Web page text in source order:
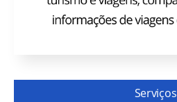
Serviços